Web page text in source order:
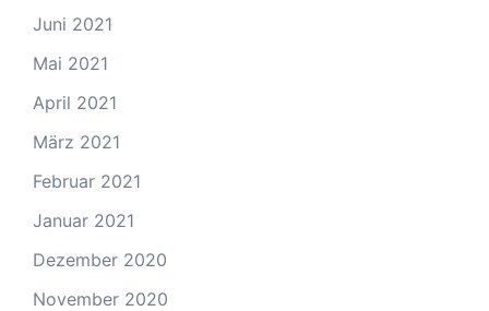
Juni 2021
Mai 2021
April 2021
März 2021
Februar 2021
Januar 2021
Dezember 2020
November 2020